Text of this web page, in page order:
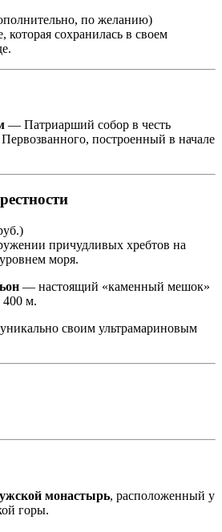
по желанию)
которая сохранилась в своем
— Патриарший собор в честь
построенный в начале
причудливых хребтов на
моря.
— настоящий «каменный мешок»
400 м.
своим ультрамариновым
монастырь, расположенный у
горы.